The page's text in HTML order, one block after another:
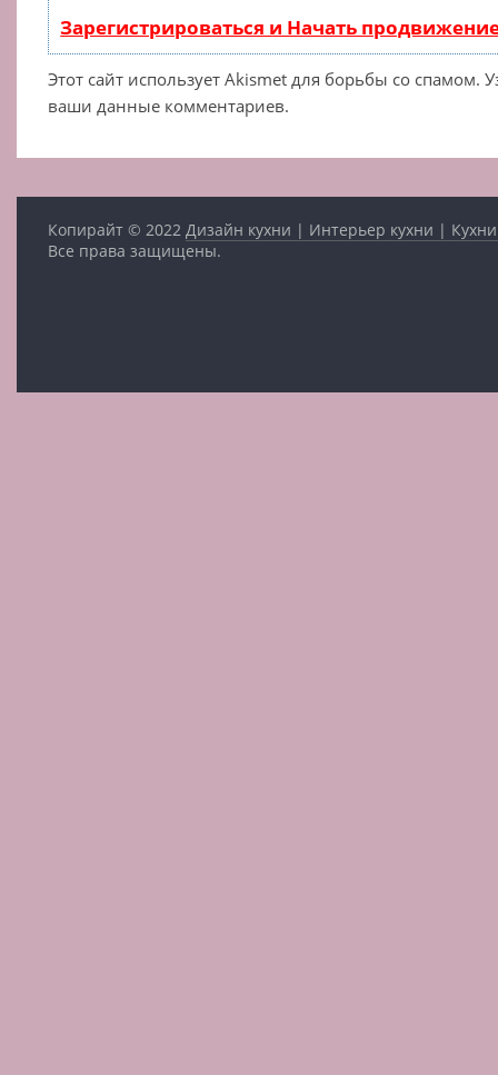
Зарегистрироваться и Начать
Этот сайт использует Akismet для борьбы со спамом.
ваши данные комментариев.
Копирайт © 2022Дизайн кухни | Интерьер кухни |
Все права защищены.